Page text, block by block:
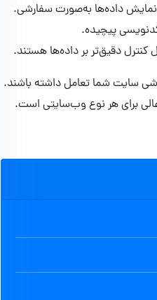
پیچیده.
کنترل دقیق‌تر بر داده‌ها هستند.
سایت شما تعامل داشته باشند.
عالی برای هر نوع وب‌سایتی است.